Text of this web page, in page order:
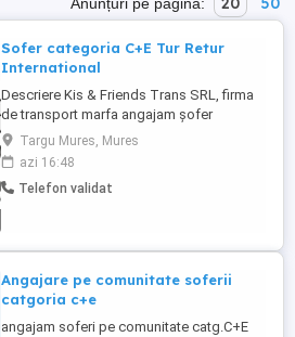
Sofer categoria C+E Tur Retur
International
Descriere Kis & Friends Trans SRL, firma
de transport marfa angajam șofer
profesionist categoria C+E pe curse Tur-
Retur international. (Norvegia, Suedia,
Germania). Se lucrează la prelata, singur
pe cabina . Cerinte: - permis de conducere
Targu Mures, Mures
azi 16:48
Telefon validat
Angajare pe comunitate soferii
catgoria c+e
angajam soferi pe comunitate catg.C+E